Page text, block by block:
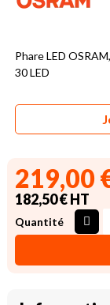
Phare LED
30 LED
219,00
182,50 € HT
Quantité